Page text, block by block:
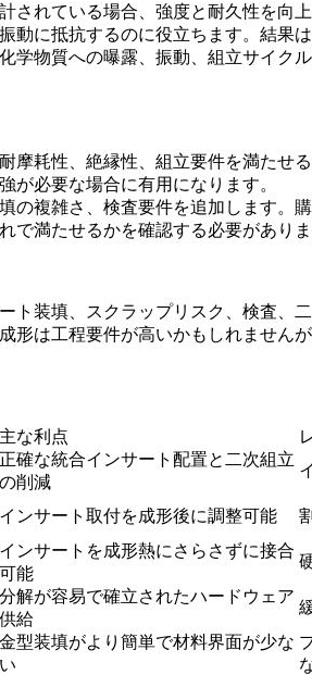
れている場合、強度と耐久性を向
に抵抗するのに役立ちます。結果
物質への曝露、振動、組立サイク
摩耗性、絶縁性、組立要件を満たせ
が必要な場合に有用になります。
複雑さ、検査要件を追加します。
満たせるかを確認する必要がありま
装填、スクラップリスク、検査、
は工程要件が高いかもしれません
主な利点
正確な統合インサート配置と二次組立
の削減
インサート取付を成形後に調整可能
インサートを成形熱にさらさずに接合
可能
分解が容易で確立されたハードウェア
供給
金型装填がより簡単で材料界面が少な
い